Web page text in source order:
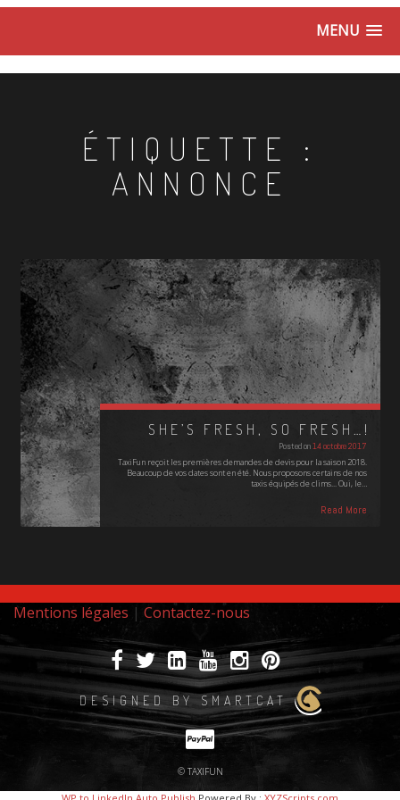
MENU
ÉTIQUETTE :
ANNONCE
SHE’S FRESH, SO FRESH…!
Posted on14 octobre 2017
TaxiFun reçoit les premières demandes de devis pour la saison 2018.
Beaucoup de vos dates sont en été. Nous proposons certains de nos
taxis équipés de clims... Oui, le…
Read More
Mentions légales | Contactez-nous
DESIGNED BY SMARTCAT
© TAXIFUN